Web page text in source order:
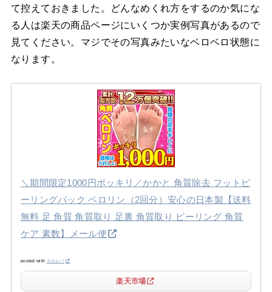
て控えておきました。どんなめくれ方をするのか気にな
る人は楽天の商品ページにいくつか実例写真があるので
見てください。マジでその写真みたいなベロベロ状態に
なります。
＼期間限定1000円ポッキリ／かかと 角質除去 フットピ
ーリングパック ペロリン（2回分）安心の日本製【送料
無料 足 角質 角質取り 足裏 角質取り ピーリング 角質
ケア 素数】メール便
posted with カエレバ
楽天市場